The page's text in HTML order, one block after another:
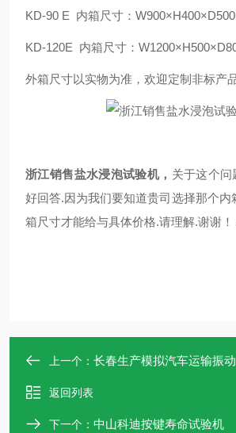
KD-90 E 内箱尺寸：
KD-120E 内箱尺寸：
外箱尺寸以实物为准，欢迎定制非标产
浙江销售盐水浸泡试验机， 关于这个
好回答.因为我们要知道贵司选择那个内
箱尺寸才能给与具体价格.请理解.谢谢！
上一个： 长春生产模拟汽车运输振
返回列表
下一个： 中山科迪按键寿命试验机